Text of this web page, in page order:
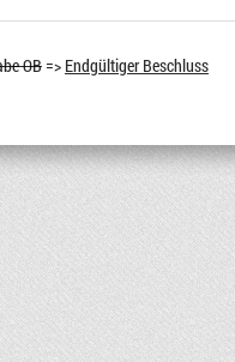
OB=> Endgültiger Beschluss